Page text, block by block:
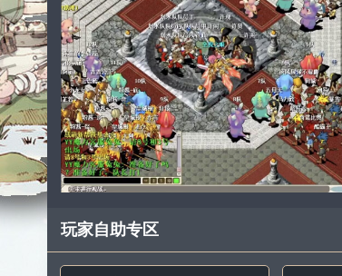
玩家自助专区